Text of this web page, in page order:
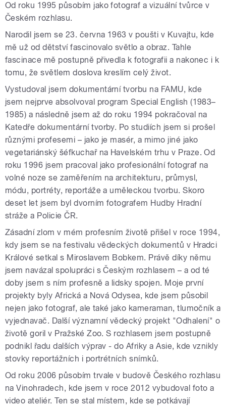
Od roku 1995 působím jako fotograf a vizuální tvůrce v
Českém rozhlasu.
Narodil jsem se 23. června 1963 v poušti v Kuvajtu, kde
mě už od dětství fascinovalo světlo a obraz. Tahle
fascinace mě postupně přivedla k fotografii a nakonec i k
tomu, že světlem doslova kreslím celý život.
Vystudoval jsem dokumentární tvorbu na FAMU, kde
jsem nejprve absolvoval program Special English (1983–
1985) a následně jsem až do roku 1994 pokračoval na
Katedře dokumentární tvorby. Po studiích jsem si prošel
různými profesemi – jako je masér, a mimo jiné jako
vegetariánský šéfkuchař na Havelském trhu v Praze. Od
roku 1996 jsem pracoval jako profesionální fotograf na
volné noze se zaměřením na architekturu, průmysl,
módu, portréty, reportáže a uměleckou tvorbu. Skoro
deset let jsem byl dvorním fotografem Hudby Hradní
stráže a Policie ČR.
Zásadní zlom v mém profesním životě přišel v roce 1994,
kdy jsem se na festivalu vědeckých dokumentů v Hradci
Králové setkal s Miroslavem Bobkem. Právě díky němu
jsem navázal spolupráci s Českým rozhlasem – a od té
doby jsem s ním profesně a lidsky spojen. Moje první
projekty byly Africká a Nová Odysea, kde jsem působil
nejen jako fotograf, ale také jako kameraman, tlumočník a
vyjednavač. Další významní vědecký projekt "Odhalení" o
životě goril v Pražské Zoo. S rozhlasem jsem postupně
podnikl řadu dalších výprav - do Afriky a Asie, kde vznikly
stovky reportážních i portrétních snímků.
Od roku 2006 působím trvale v budově Českého rozhlasu
na Vinohradech, kde jsem v roce 2012 vybudoval foto a
video ateliér. Ten se stal místem, kde se potkávají